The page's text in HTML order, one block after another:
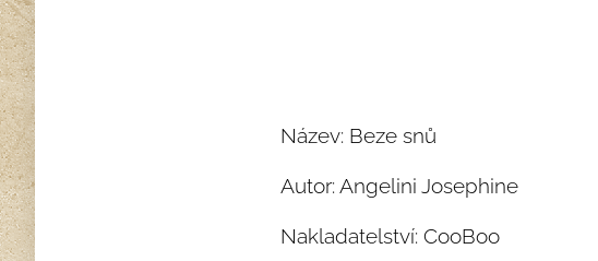
Název: Beze snů
Autor: Angelini Josephine
Nakladatelství: CooBoo